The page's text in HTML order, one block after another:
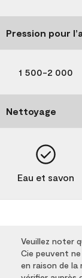
Pression pour
1 500-2 000
Nettoyage
Eau et savon
Veuillez noter
Cie peuvent
en raison de la